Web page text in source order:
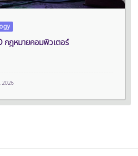
กฎหมายคอมพิวเตอร์
2026